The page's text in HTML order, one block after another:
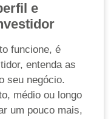
e
funcione, é
entenda as
seu negócio.
médio ou longo
um pouco mais,